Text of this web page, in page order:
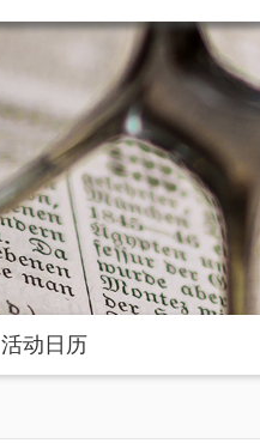
活动日历